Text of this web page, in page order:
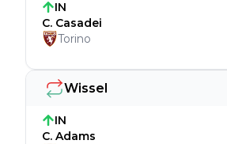
Wissel
IN
C. Adams
IN
C. Casadei
Torino